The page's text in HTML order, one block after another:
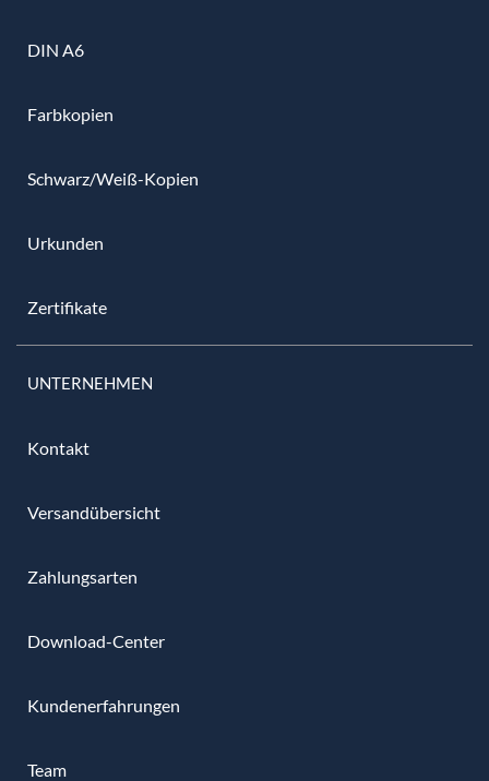
DIN A6
Farbkopien
Schwarz/Weiß-Kopien
Urkunden
Zertifikate
UNTERNEHMEN
Kontakt
Versandübersicht
Zahlungsarten
Download-Center
Kundenerfahrungen
Team